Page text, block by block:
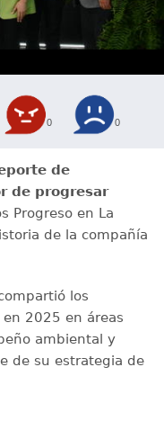
0 0
de
de progresar
Progreso en La
de la compañía
los
2025 en áreas
ambiental y
de su estrategia de